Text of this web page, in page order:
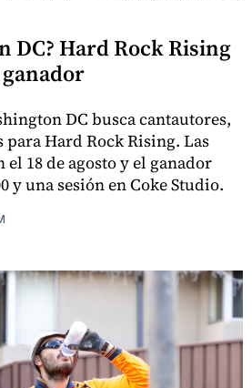
DC? Hard Rock Rising
ganador
DC busca cantautores,
para Hard Rock Rising. Las
18 de agosto y el ganador
y una sesión en Coke Studio.